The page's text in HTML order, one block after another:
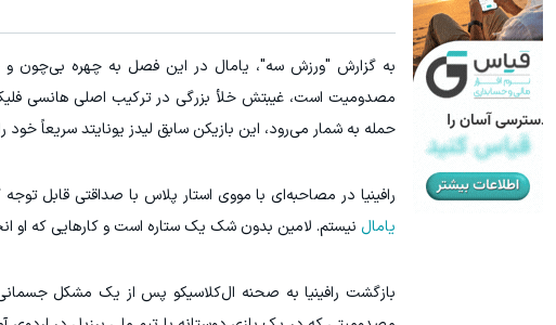
به گزارش "ورزش سه"، یامال در این فصل به چهره بی‌چون‌ و
مصدومیت است، غیبتش خلأ بزرگی در ترکیب اصلی هانسی
حمله به شمار می‌رود، این بازیکن سابق لیدز یونایتد سریعاً خود را از مقایسه
رافینیا در مصاحبه‌ای با مووی استار پلاس با صداقتی قابل
یامال نیستم. لامین بدون شک یک ستاره است و کارهایی که او
بازگشت رافینیا به صحنه ال‌کلاسیکو پس از یک مشکل